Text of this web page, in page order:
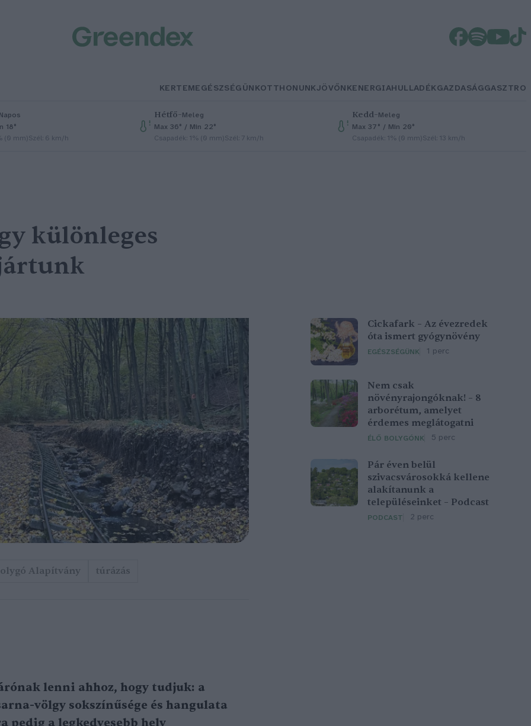
KERTEMEGÉSZSÉGÜNKOTTHONUNKJÖVŐNKENERGIAHULLADÉKGAZDASÁGGASZTRO
Napos
18°
(0 mm)Szél: 6 km/h
Hétfő–Meleg
Max 36° / Min 22°
Csapadék: 1% (0 mm)Szél: 7 km/h
Kedd–Meleg
Max 37° / Min 20°
Csapadék: 1% (0 mm)Szél: 13 km/h
Cickafark – Az évezredek
óta ismert gyógynövény
EGÉSZSÉGÜNK 1 perc
Nem csak
növényrajongóknak! – 8
arborétum, amelyet
érdemes meglátogatni
ÉLŐ BOLYGÓNK 5 perc
Pár éven belül
szivacsvárosokká kellene
alakítanunk a
településeinket – Podcast
PODCAST 2 perc
különleges
Alapítvány túrázás
lenni ahhoz, hogy tudjuk: a
völgy sokszínűsége és hangulata